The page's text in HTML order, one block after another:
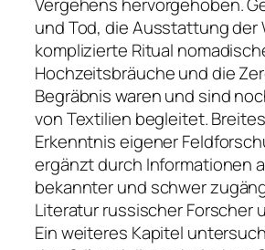
und Tod, die Ausstattung der
komplizierte Ritual
Hochzeitsbräuche und die
Begräbnis waren und sind
von Textilien begleitet.
Erkenntnis eigener
ergänzt durch Informationen
bekannter und schwer
Literatur russischer Forscher
Ein weiteres Kapitel